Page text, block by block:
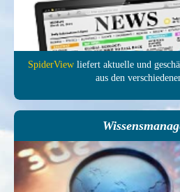
SpiderView liefert aktuelle und
aus den